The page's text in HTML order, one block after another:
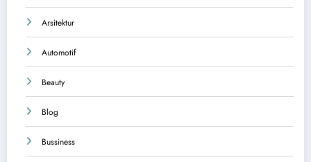
Arsitektur
Automotif
Beauty
Blog
Bussiness